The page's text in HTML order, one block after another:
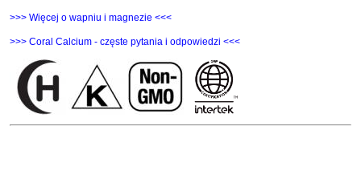
>>> Więcej o wapniu i magnezie <<<
>>> Coral Calcium - częste pytania i odpowiedzi <<<